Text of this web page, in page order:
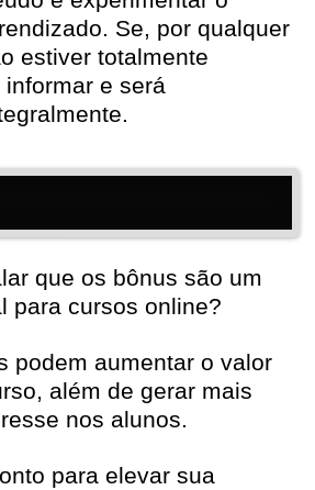
Se, por qualquer
estiver totalmente
e será
que os bônus são um
para cursos online?
podem aumentar o valor
além de gerar mais
nos alunos.
para elevar sua